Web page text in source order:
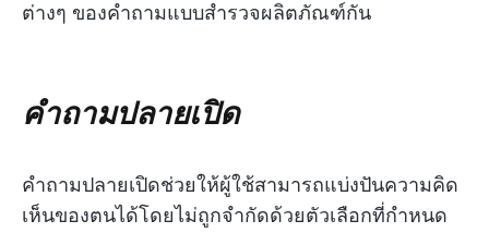
ต่างๆ ของคำถามแบบสำรวจผลิตภัณฑ์กัน
คำถามปลายเปิด
คำถามปลายเปิดช่วยให้ผู้ใช้สามารถแบ่งปันความคิด
เห็นของตนได้โดยไม่ถูกจำกัดด้วยตัวเลือกที่กำหนด